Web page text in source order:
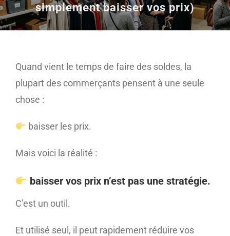
simplement baisser vos prix)
Quand vient le temps de faire des soldes, la
plupart des commerçants pensent à une seule
chose :
baisser les prix.
Mais voici la réalité :
baisser vos prix n’est pas une stratégie.
C’est un outil.
Et utilisé seul, il peut rapidement réduire vos